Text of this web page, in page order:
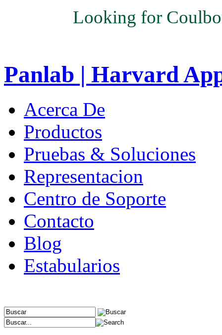
Looking for
Panlab | Harvard
Acerca De
Productos
Pruebas & Soluciones
Representacion
Centro de Soporte
Contacto
Blog
Estabularios